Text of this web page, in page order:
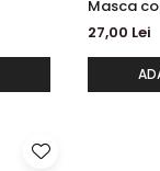
Masca
27,00 Lei